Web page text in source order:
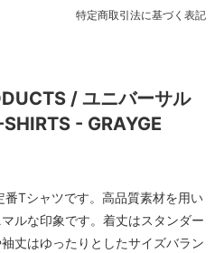
特定商取引法に基づく表記
/ ユニバーサル
- GRAYGE
番Tシャツです。高品質素材を用い
ルな印象です。着丈はスタンダー
丈はゆったりとしたサイズバラン